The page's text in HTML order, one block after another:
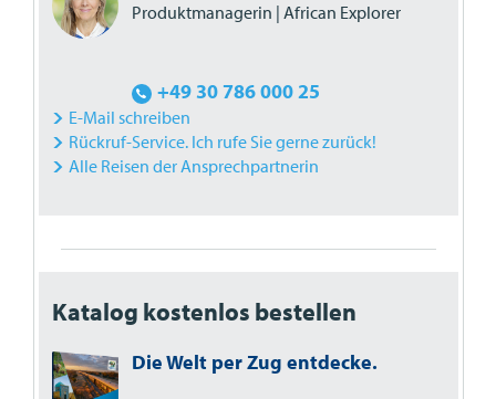
Produktmanagerin | African Explorer
+49 30 786 000 25
E-Mail schreiben
Rückruf-Service. Ich rufe Sie gerne zurück!
Alle Reisen der Ansprechpartnerin
Katalog kostenlos bestellen
Die Welt per Zug entdecke.